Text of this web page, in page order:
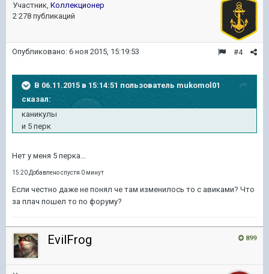
Участник, Коллекционер
2 278 публикаций
#4
Опубликовано: 6 ноя 2015, 15:19:53
В 06.11.2015 в 15:14:51 пользователь mukomol01
сказал:
каникулы
и 5 перк
Нет у меня 5 перка...
15:20 Добавлено спустя 0 минут
Если честно даже не понял че там изменилось то с авиками? Что
за плач пошел то по форуму?
899
EvilFrog